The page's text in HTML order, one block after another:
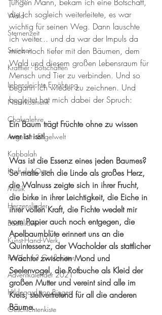
Wald
Sternenzeit
Steinzeit
Krafttier - Botschaften
Lebensleichte Ernährung
Naturkosmetik
Chakralehre
Angelart - Engelwelt
Kabbalah
Kraft des Ortes
Musik
Herzenslieder
Bastelideen
Kunst-Hand-Werk
Rat der 13 Großmütter
Adventkalender 2021
Hildegard von Bingen
Geschichtenkiste
jungen Mann, bekam ich eine Botschaft,
die ich sogleich weiterleitete, es war
wichtig für seinen Weg. Dann lauschte
ich weiter... und da war der Impuls da
mich noch tiefer mit den Bäumen, dem
Wald und diesem großen Lebensraum für
Mensch und Tier zu verbinden. Und so
begann ich wieder zu zeichnen. Und
begleitet hat mich dabei der Spruch:
Ein Baum trägt Früchte ohne zu wissen
wer ist isst!
Was ist die Essenz eines jeden Baumes?
So malte sich die Linde als großes Herz,
die Walnuss zeigte sich in ihrer Frucht,
die birke in ihrer Leichtigkeit, die Eiche in
ihrer vollen Kraft, die Fichte wedelt mir
vom Papier auch noch entgegen, die
Apelbaumblüte erinnert uns an die
Quintessenz, der Wacholder als stattlicher
Wächter zwischen Mond und
Seelenvogel, die Rotbuche als Kleid der
großen Mutter und vereint sind alle im
Kreis, stellvertretend für all die anderen
Bäume.